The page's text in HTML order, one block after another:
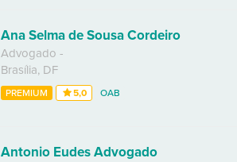
Ana Selma de Sousa Cordeiro
Advogado -
Brasília, DF
PREMIUM 5,0 OAB
Antonio Eudes Advogado